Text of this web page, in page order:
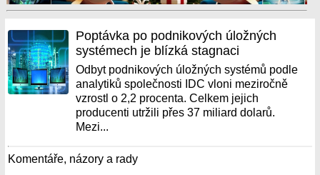
Poptávka po podnikových úložných
systémech je blízká stagnaci
Odbyt podnikových úložných systémů podle
analytiků společnosti IDC vloni meziročně
vzrostl o 2,2 procenta. Celkem jejich
producenti utržili přes 37 miliard dolarů.
Mezi...
Komentáře, názory a rady